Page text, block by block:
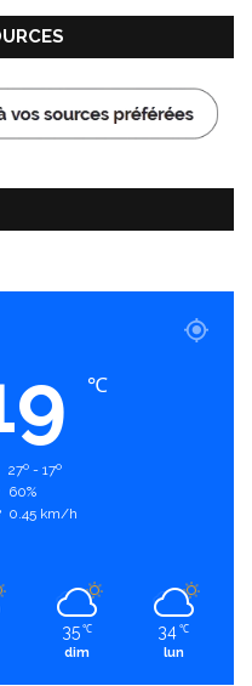
℃
27º - 17º
60%
0.45 km/h
35 ℃
dim
34 ℃
lun